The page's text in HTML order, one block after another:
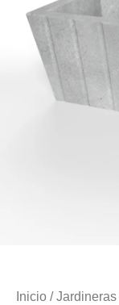
Inicio /Jardineras